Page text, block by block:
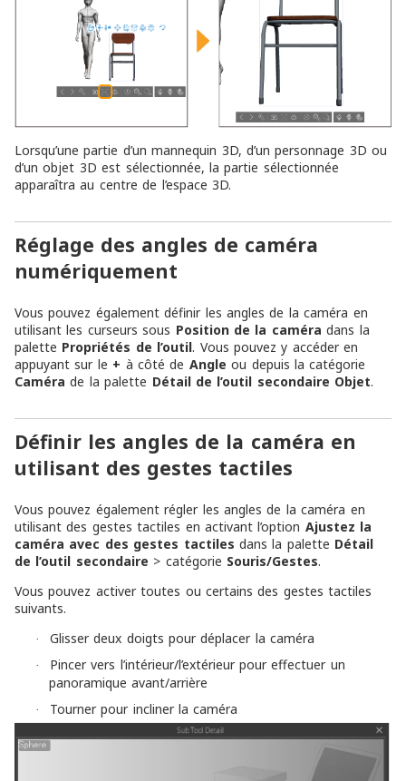
Lorsqu’une partie d’un mannequin 3D, d’un personnage 3D ou
d’un objet 3D est sélectionnée, la partie sélectionnée
apparaîtra au centre de l’espace 3D.
Réglage des angles de caméra
numériquement
Vous pouvez également définir les angles de la caméra en
utilisant les curseurs sous Position de la caméra dans la
palette Propriétés de l’outil. Vous pouvez y accéder en
appuyant sur le + à côté de Angle ou depuis la catégorie
Caméra de la palette Détail de l’outil secondaire Objet.
Définir les angles de la caméra en
utilisant des gestes tactiles
Vous pouvez également régler les angles de la caméra en
utilisant des gestes tactiles en activant l’option Ajustez la
caméra avec des gestes tactiles dans la palette Détail
de l’outil secondaire > catégorie Souris/Gestes.
Vous pouvez activer toutes ou certains des gestes tactiles
suivants.
· Glisser deux doigts pour déplacer la caméra
·
Pincer vers l’intérieur/l’extérieur pour effectuer un
panoramique avant/arrière
· Tourner pour incliner la caméra